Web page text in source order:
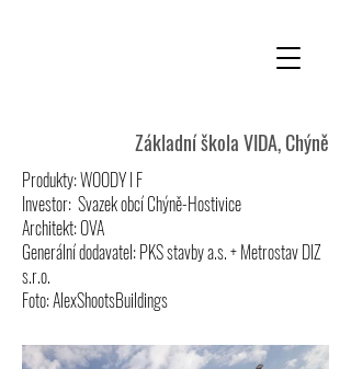
Základní škola VIDA, Chýně
Produkty: WOODY I F
Investor: Svazek obcí Chýně-Hostivice
Architekt: OVA
Generální dodavatel: PKS stavby a.s. + Metrostav DIZ
s.r.o.
Foto: AlexShootsBuildings